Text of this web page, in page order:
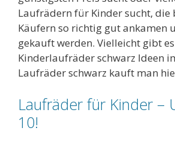
Laufrädern für Kinder sucht, die
Käufern so richtig gut ankamen
gekauft werden. Vielleicht gibt
Kinderlaufräder schwarz Ideen
Laufräder schwarz kauft man
Laufräder für Kinder –
10!